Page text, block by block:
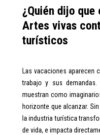
¿Quién dijo
Artes vivas
turísticos
Las vacaciones aparecen
trabajo y sus
muestran como
horizonte que alcanzar.
la industria turística
de vida, e impacta